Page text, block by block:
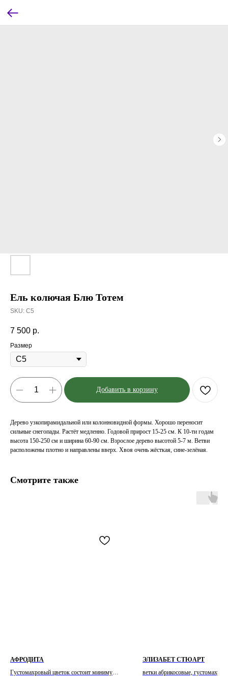
Ель колючая Блю Тотем
SKU: С5
7 500 р.
Размер
Добавить в корзину
Дерево узкопирамидальной или колонновидной формы. Хорошо переносит
сильные снегопады. Растёт медленно. Годовой прирост 15-25 см. К 10-ти годам
высота 150-250 см и ширина 60-90 см. Взрослое дерево высотой 5-7 м. Ветви
расположены плотно и направлены вверх. Хвоя очень жёсткая, сине-зелёная.
Смотрите также
АФРОДИТА
Густомахровый цветок состоит минимум
ЭЛИЗАБЕТ СТЮАРТ
ветки абрикосовые,